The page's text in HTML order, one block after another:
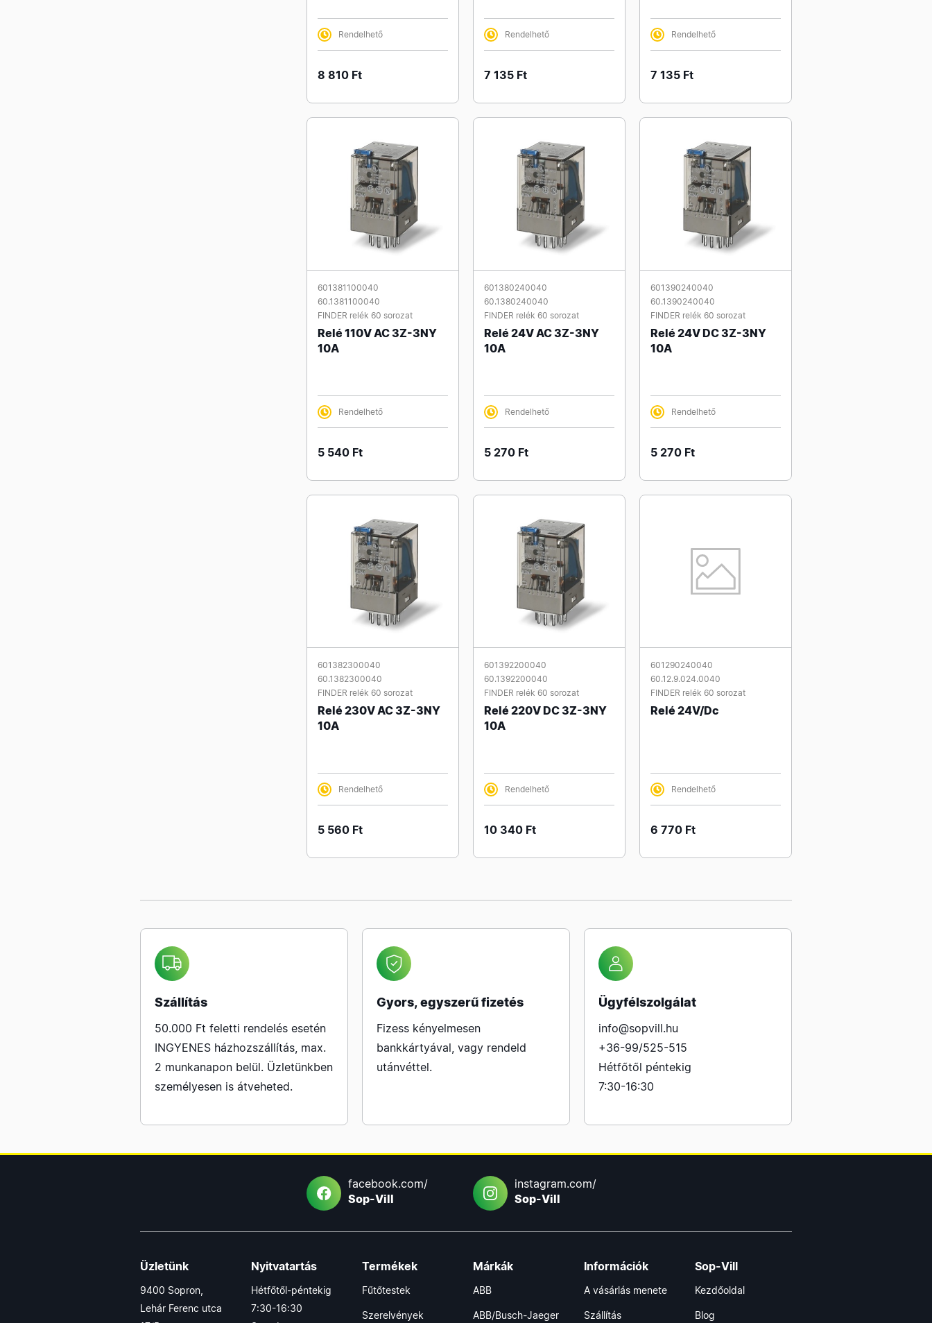
Rendelhető
8 810 Ft
Rendelhető
7 135 Ft
Rendelhető
7 135 Ft
601381100040
60.1381100040
FINDER relék 60 sorozat
Relé 110V AC 3Z-3NY
10A
Rendelhető
5 540 Ft
601380240040
60.1380240040
FINDER relék 60 sorozat
Relé 24V AC 3Z-3NY
10A
Rendelhető
5 270 Ft
601390240040
60.1390240040
FINDER relék 60 sorozat
Relé 24V DC 3Z-3NY
10A
Rendelhető
5 270 Ft
601382300040
60.1382300040
FINDER relék 60 sorozat
Relé 230V AC 3Z-3NY
10A
Rendelhető
5 560 Ft
601392200040
60.1392200040
FINDER relék 60 sorozat
Relé 220V DC 3Z-3NY
10A
Rendelhető
10 340 Ft
601290240040
60.12.9.024.0040
FINDER relék 60 sorozat
Relé 24V/Dc
Rendelhető
6 770 Ft
Szállítás
50.000 Ft feletti rendelés esetén
INGYENES házhozszállítás, max.
2 munkanapon belül. Üzletünkben
személyesen is átveheted.
Gyors, egyszerű fizetés
Fizess kényelmesen
bankkártyával, vagy rendeld
utánvéttel.
Ügyfélszolgálat
info@sopvill.hu
+36-99/525-515
Hétfőtől péntekig
7:30-16:30
facebook.com/
Sop-Vill
instagram.com/
Sop-Vill
Üzletünk
9400 Sopron,
Lehár Ferenc utca
Nyitvatartás
Hétfőtől-péntekig
7:30-16:30
Termékek
Fűtőtestek
Szerelvények
Márkák
ABB
ABB/Busch-Jaeger
Információk
A vásárlás menete
Szállítás
Sop-Vill
Kezdőoldal
Blog